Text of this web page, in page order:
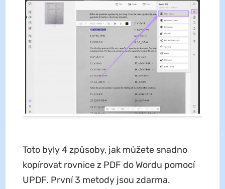
Toto byly 4 způsoby, jak můžete snadno
kopírovat rovnice z PDF do Wordu pomocí
UPDF. První 3 metody jsou zdarma.